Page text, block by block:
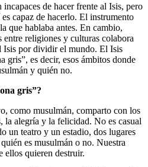
de hacer frente al Isis, pero
capaz de hacerlo. El instrumento
que hablaba antes. En cambio,
religiones y culturas colabora
Isis por dividir el mundo. El Isis
gris”, es decir, esos ámbitos donde
y quién no.
gris”?
como musulmán, comparto con los
la alegría y la felicidad. No es casual
un teatro y un estadio, dos lugares
es musulmán o no. Nuestra
ellos quieren destruir.